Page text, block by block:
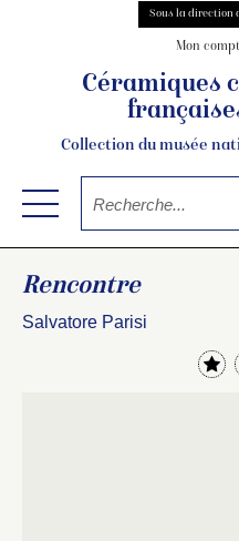
Sous la direction
Mon
Céramiques
Collection du musée
Rencontre
Salvatore Parisi